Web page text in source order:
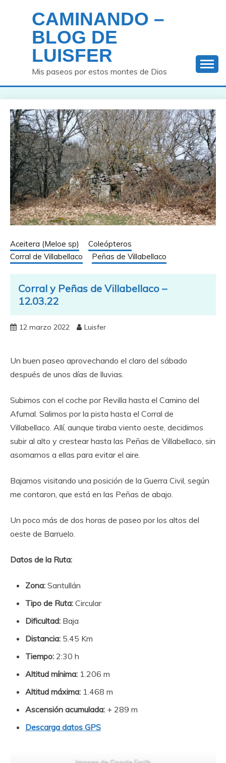
contenido
CAMINANDO –
BLOG DE
LUISFER
Mis paseos por estos montes de Dios
Aceitera (Meloe sp)
Coleópteros
Corral de Villabellaco
Peñas de Villabellaco
Corral y Peñas de Villabellaco –
12.03.22
12 marzo 2022 Luisfer
Un buen paseo aprovechando el claro del sábado
después de unos días de lluvias.
Subimos con el coche por Revilla hasta el Camino del
Afumal. Salimos por la pista hasta el Corral de
Villabellaco. Allí, aunque tiraba viento oeste, decidimos
subir al alto y crestear hasta las Peñas de Villabellaco, sin
asomarnos a ellas para evitar el aire.
Bajamos visitando una posición de la Guerra Civil, según
me contaron, que está en las Peñas de abajo.
Un poco más de dos horas de paseo por los altos del
oeste de Barruelo.
Datos de la Ruta:
Zona: Santullán
Tipo de Ruta: Circular
Dificultad: Baja
Distancia: 5.45 Km
Tiempo: 2:30 h
Altitud mínima: 1.206 m
Altitud máxima: 1.468 m
Ascensión acumulada: + 289 m
Descarga datos GPS